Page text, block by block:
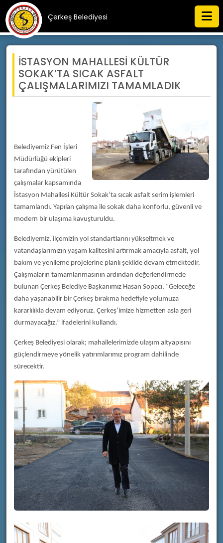
Çerkeş Belediyesi
İSTASYON MAHALLESİ KÜLTÜR
SOKAK’TA SICAK ASFALT
ÇALIŞMALARIMIZI TAMAMLADIK
Belediyemiz Fen İşleri
Müdürlüğü ekipleri
tarafından yürütülen
çalışmalar kapsamında
İstasyon Mahallesi Kültür Sokak’ta sıcak asfalt serim işlemleri
tamamlandı. Yapılan çalışma ile sokak daha konforlu, güvenli ve
modern bir ulaşıma kavuşturuldu.
Belediyemiz, ilçemizin yol standartlarını yükseltmek ve
vatandaşlarımızın yaşam kalitesini artırmak amacıyla asfalt, yol
bakım ve yenileme projelerine planlı şekilde devam etmektedir.
Çalışmaların tamamlanmasının ardından değerlendirmede
bulunan Çerkeş Belediye Başkanımız Hasan Sopacı, “Geleceğe
daha yaşanabilir bir Çerkeş bırakma hedefiyle yolumuza
kararlılıkla devam ediyoruz. Çerkeş’imize hizmetten asla geri
durmayacağız.” ifadelerini kullandı.
Çerkeş Belediyesi olarak; mahallelerimizde ulaşım altyapısını
güçlendirmeye yönelik yatırımlarımız program dahilinde
sürecektir.